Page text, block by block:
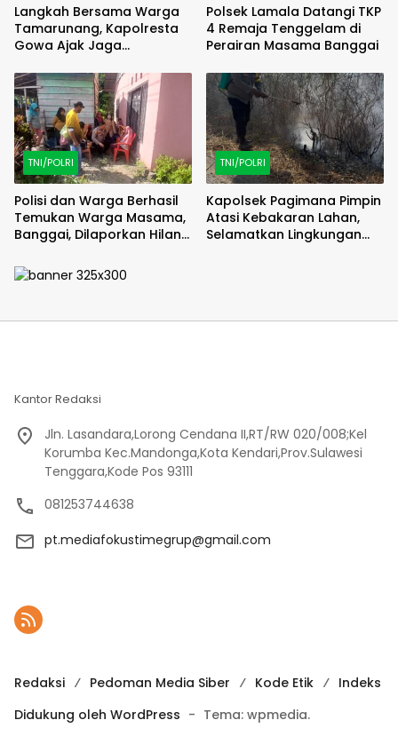
Langkah Bersama Warga
Tamarunang, Kapolresta
Gowa Ajak Jaga
ke-81
Polsek Lamala Datangi TKP
4 Remaja Tenggelam di
Perairan Masama Banggai
TNI/POLRI
Polisi dan Warga Berhasil
Temukan Warga Masama,
Banggai, Dilaporkan Hilang
TNI/POLRI
Kapolsek Pagimana Pimpin
Atasi Kebakaran Lahan,
Selamatkan Lingkungan
Kantor Redaksi
Jln. Lasandara,Lorong Cendana II,RT/RW 020/008;Kel
Korumba Kec.Mandonga,Kota Kendari,Prov.Sulawesi
Tenggara,Kode Pos 93111
081253744638
pt.mediafokustimegrup@gmail.com
Redaksi Pedoman Media Siber Kode Etik
Indeks
Didukung oleh WordPress - Tema: wpmedia.